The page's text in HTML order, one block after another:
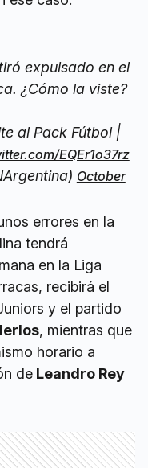
expulsado en el
¿Cómo la viste?
al Pack Fútbol |
EQEr1o37rz
October
errores en la
tendrá
en la Liga
recibirá el
y el partido
, mientras que
horario a
de Leandro Rey